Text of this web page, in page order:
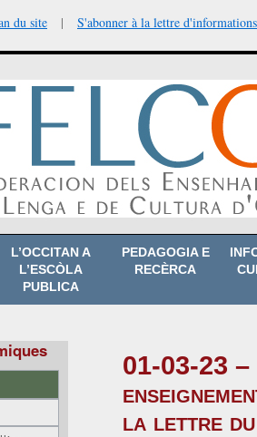
du site | S'abonner à la lettre d'informations
L’OCCITAN A
L’ESCÒLA
PUBLICA
PEDAGOGIA E
RECÈRCA
01-03-23 –
la lettre